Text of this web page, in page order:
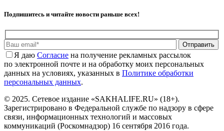
Подпишитесь и читайте новости раньше всех!
Отправить
Я даю Cогласие на получение рекламных рассылок
по электронной почте и на обработку моих персональных
данных на условиях, указанных в Политике обработки
персональных данных.
© 2025. Сетевое издание «SAKHALIFE.RU» (18+).
Зарегистрировано в Федеральной службе по надзору в сфере
связи, информационных технологий и массовых
коммуникаций (Роскомнадзор) 16 сентября 2016 года.